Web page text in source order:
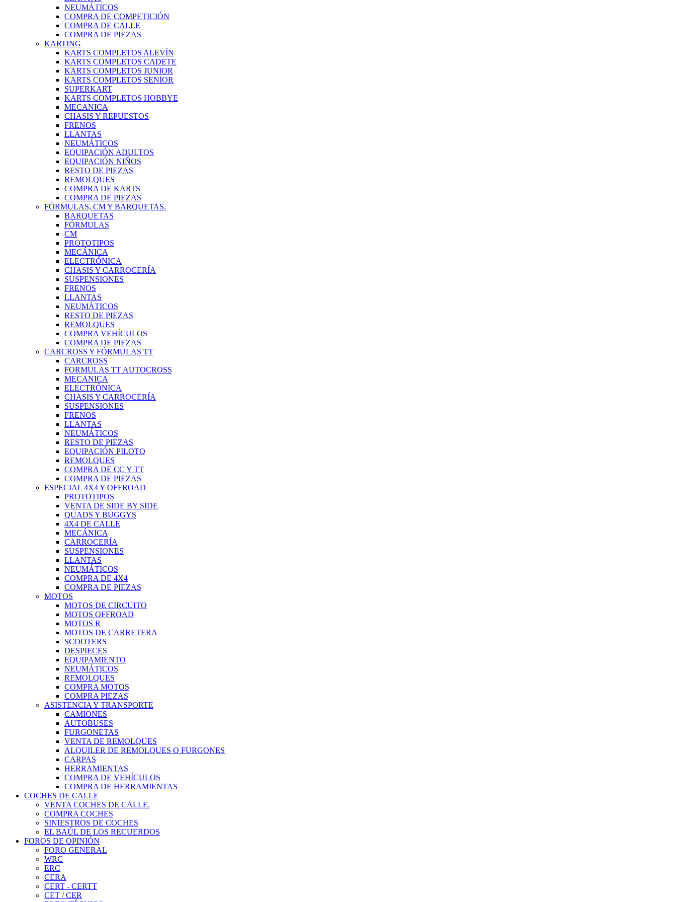
NEUMÁTICOS
COMPRA DE COMPETICIÓN
COMPRA DE CALLE
COMPRA DE PIEZAS
KARTING
KARTS COMPLETOS ALEVÍN
KARTS COMPLETOS CADETE
KARTS COMPLETOS JUNIOR
KARTS COMPLETOS SENIOR
SUPERKART
KARTS COMPLETOS HOBBYE
MECANICA
CHASIS Y REPUESTOS
FRENOS
LLANTAS
NEUMÁTICOS
EQUIPACIÓN ADULTOS
EQUIPACIÓN NIÑOS
RESTO DE PIEZAS
REMOLQUES
COMPRA DE KARTS
COMPRA DE PIEZAS
FÓRMULAS, CM Y BARQUETAS.
BARQUETAS
FÓRMULAS
CM
PROTOTIPOS
MECÁNICA
ELECTRÓNICA
CHASIS Y CARROCERÍA
SUSPENSIONES
FRENOS
LLANTAS
NEUMÁTICOS
RESTO DE PIEZAS
REMOLQUES
COMPRA VEHÍCULOS
COMPRA DE PIEZAS
CARCROSS Y FÓRMULAS TT
CARCROSS
FORMULAS TT AUTOCROSS
MECANICA
ELECTRÓNICA
CHASIS Y CARROCERÍA
SUSPENSIONES
FRENOS
LLANTAS
NEUMÁTICOS
RESTO DE PIEZAS
EQUIPACIÓN PILOTO
REMOLQUES
COMPRA DE CC Y TT
COMPRA DE PIEZAS
ESPECIAL 4X4 Y OFFROAD
PROTOTIPOS
VENTA DE SIDE BY SIDE
QUADS Y BUGGYS
4X4 DE CALLE
MECÁNICA
CARROCERÍA
SUSPENSIONES
LLANTAS
NEUMÁTICOS
COMPRA DE 4X4
COMPRA DE PIEZAS
MOTOS
MOTOS DE CIRCUITO
MOTOS OFFROAD
MOTOS R
MOTOS DE CARRETERA
SCOOTERS
DESPIECES
EQUIPAMIENTO
NEUMÁTICOS
REMOLQUES
COMPRA MOTOS
COMPRA PIEZAS
ASISTENCIA Y TRANSPORTE
CAMIONES
AUTOBUSES
FURGONETAS
VENTA DE REMOLQUES
ALQUILER DE REMOLQUES O FURGONES
CARPAS
HERRAMIENTAS
COMPRA DE VEHÍCULOS
COMPRA DE HERRAMIENTAS
COCHES DE CALLE
VENTA COCHES DE CALLE.
COMPRA COCHES
SINIESTROS DE COCHES
EL BAÚL DE LOS RECUERDOS
FOROS DE OPINIÓN
FORO GENERAL
WRC
ERC
CERA
CERT - CERTT
CET / CER